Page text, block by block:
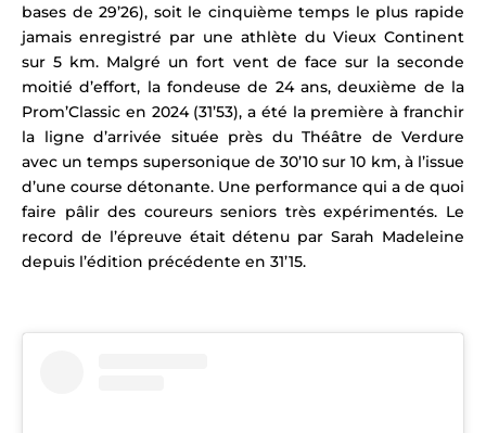
bases de 29’26), soit le cinquième temps le plus rapide
jamais enregistré par une athlète du Vieux Continent
sur 5 km. Malgré un fort vent de face sur la seconde
moitié d’effort, la fondeuse de 24 ans, deuxième de la
Prom’Classic en 2024 (31’53),a été la première à franchir
la ligne d’arrivée située près du Théâtre de Verdure
avec un temps supersonique de 30’10 sur 10 km, à l’issue
d’une course détonante. Une performance qui a de quoi
faire pâlir des coureurs seniors très expérimentés. Le
record de l’épreuve était détenu par Sarah Madeleine
depuis l’édition précédente en 31’15.